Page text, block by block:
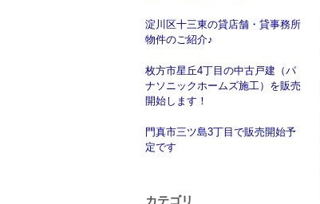
淀川区十三東の貸店舗・貸事務所
物件のご紹介♪
枚方市星丘4丁目の中古戸建（パ
ナソニックホームズ施工）を販売
開始します！
門真市三ツ島3丁目で販売開始予
定です
カテゴリ